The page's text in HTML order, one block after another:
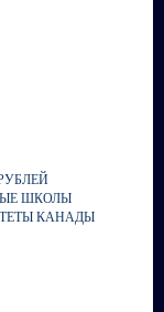
ШКОЛЫ
КАНАДЫ